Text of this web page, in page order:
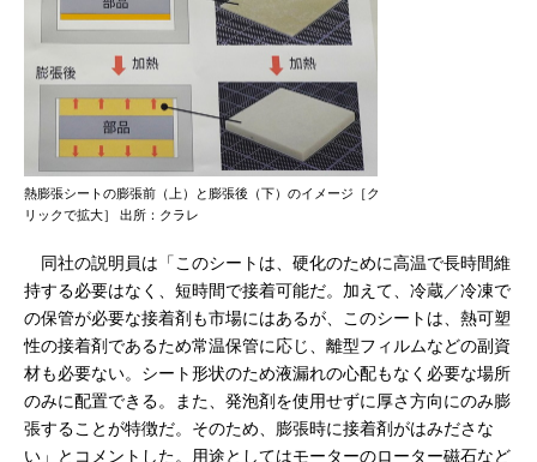
熱膨張シートの膨張前（上）と膨張後（下）のイメージ［ク
リックで拡大］ 出所：クラレ
同社の説明員は「このシートは、硬化のために高温で長時間維
持する必要はなく、短時間で接着可能だ。加えて、冷蔵／冷凍で
の保管が必要な接着剤も市場にはあるが、このシートは、熱可塑
性の接着剤であるため常温保管に応じ、離型フィルムなどの副資
材も必要ない。シート形状のため液漏れの心配もなく必要な場所
のみに配置できる。また、発泡剤を使用せずに厚さ方向にのみ膨
張することが特徴だ。そのため、膨張時に接着剤がはみださな
い」とコメントした。用途としてはモーターのローター磁石など